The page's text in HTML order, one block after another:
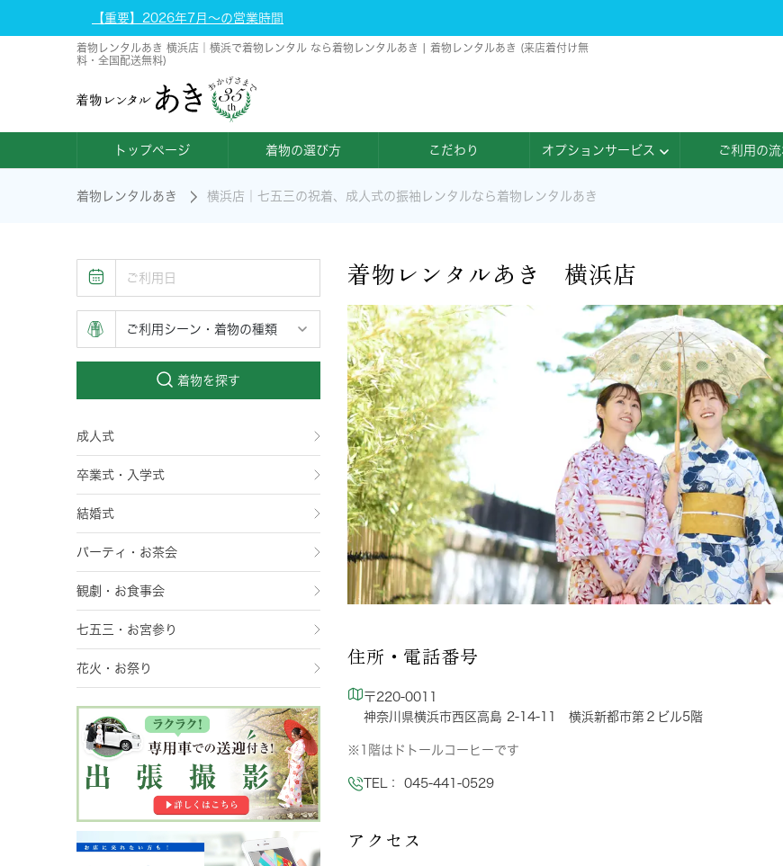
【重要】2026年7月～の営業時間
着物レンタルあき 横浜店｜横浜で着物レンタル なら着物レンタルあき | 着物レンタルあき (来店着付け無
料・全国配送無料)
トップページ 着物の選び方 こだわり オプションサービス ご利用の
着物レンタルあき 横浜店｜七五三の祝着、成人式の振袖レンタルなら着物レンタルあき
着物を探す
成人式
卒業式・入学式
結婚式
パーティ・お茶会
観劇・お食事会
七五三・お宮参り
花火・お祭り
着物レンタルあき 横浜店
住所・電話番号
〒220-0011
神奈川県横浜市西区高島 2-14-11 横浜新都市第２ビル5階
※1階はドトールコーヒーです
TEL： 045-441-0529
アクセス